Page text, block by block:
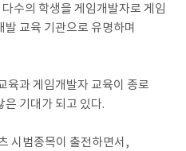
수의 학생을 게임개발자로 게임
교육 기관으로 유명하며
육과 게임개발자 교육이 종로
은 기대가 되고 있다.
시범종목이 출전하면서,